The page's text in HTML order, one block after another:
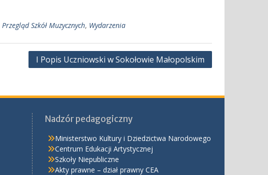
Przegląd Szkół Muzycznych, Wydarzenia
I Popis Uczniowski w Sokołowie Małopolskim
Nadzór pedagogiczny
Ministerstwo Kultury i Dziedzictwa Narodowego
Centrum Edukacji Artystycznej
Szkoły Niepubliczne
Akty prawne – dział prawny CEA